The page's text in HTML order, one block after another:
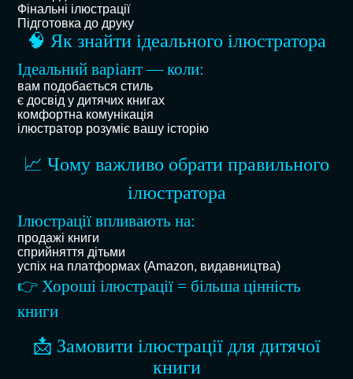
Фінальні ілюстрації
Підготовка до друку
🧠 Як знайти ідеального ілюстратора
Ідеальний варіант — коли:
вам подобається стиль
є досвід у дитячих книгах
комфортна комунікація
ілюстратор розуміє вашу історію
📈 Чому важливо обрати правильного
ілюстратора
Ілюстрації впливають на:
продажі книги
сприйняття дітьми
успіх на платформах (Amazon, видавництва)
👉 Хороші ілюстрації = більша цінність
книги
📩 Замовити ілюстрації для дитячої
книги